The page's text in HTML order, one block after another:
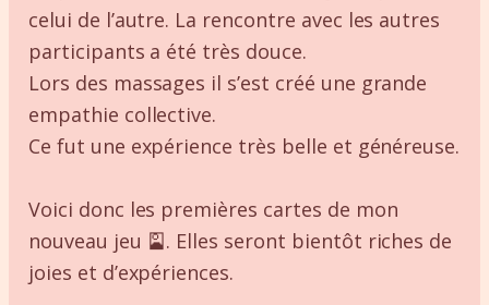
celui de l’autre. La rencontre avec les autres
participants a été très douce.
Lors des massages il s’est créé une grande
empathie collective.
Ce fut une expérience très belle et généreuse.
Voici donc les premières cartes de mon
nouveau jeu 🎴. Elles seront bientôt riches de
joies et d’expériences.